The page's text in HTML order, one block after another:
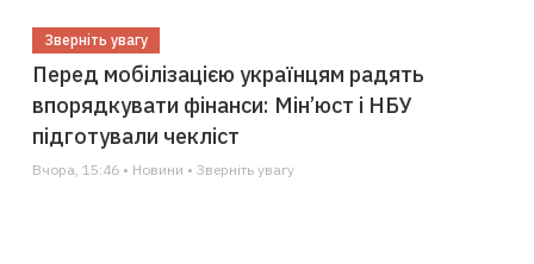
Зверніть увагу
Перед мобілізацією українцям радять
впорядкувати фінанси: Мін’юст і НБУ
підготували чекліст
Вчора, 15:46 • Новини • Зверніть увагу